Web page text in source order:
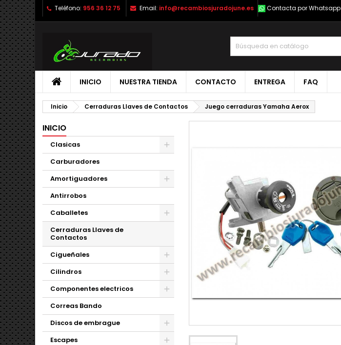
Teléfono: 956 36 12 75 Email: info@recambiosjuradojune.es Contacta por Whatsapp
INICIO NUESTRA TIENDA CONTACTO ENTREGA FAQ
Inicio Cerraduras Llaves de Contactos Juego cerraduras Yamaha Aerox
INICIO
Clasicas
Carburadores
Amortiguadores
Antirrobos
Caballetes
Cerraduras Llaves de
Contactos
Cigueñales
Cilindros
Componentes electricos
Correas Bando
Discos de embrague
Escapes